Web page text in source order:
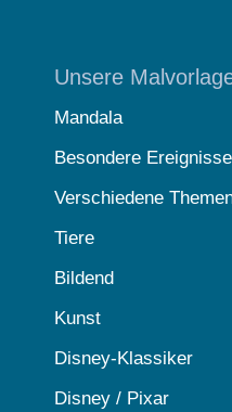
Unsere
Mandala
Besondere Ereignisse
Verschiedene
Tiere
Bildend
Kunst
Disney-Klassiker
Disney / Pixar